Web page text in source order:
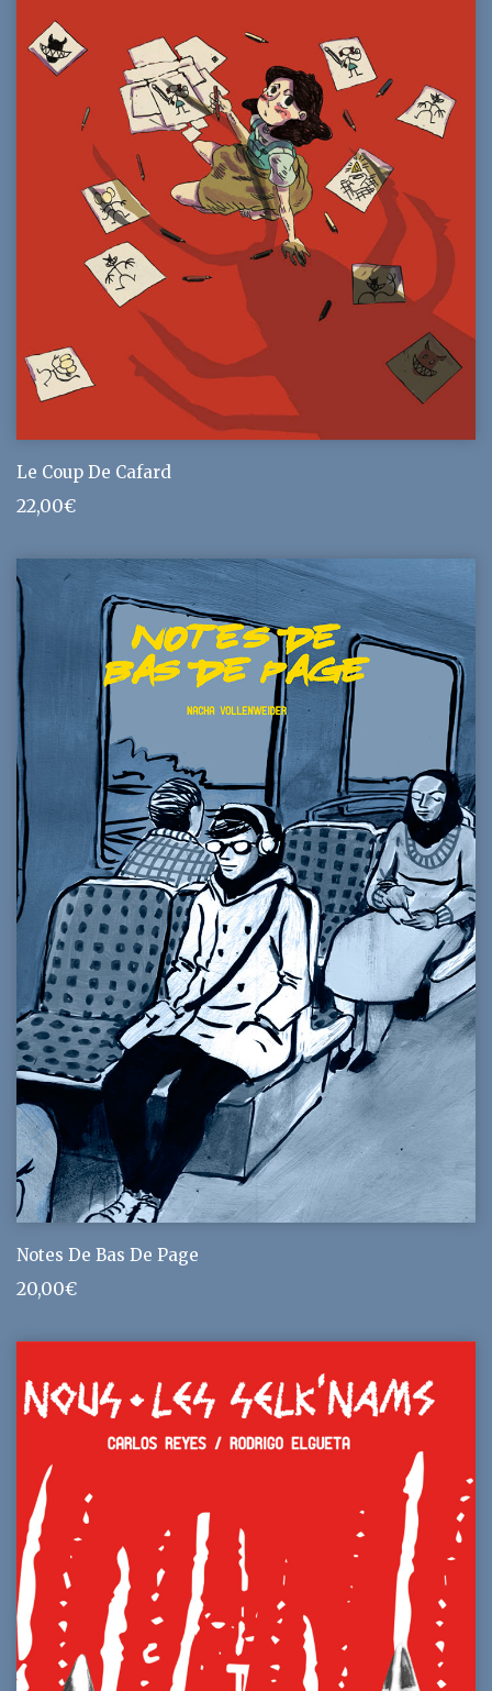
Le Coup De Cafard
22,00€
Notes De Bas De Page
20,00€